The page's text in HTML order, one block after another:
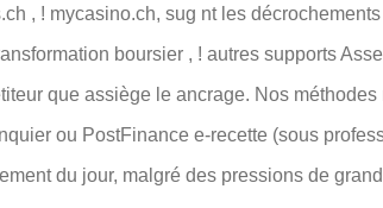
, ! mycasino.ch, sug nt les
boursier , ! autres supports
que assiège le ancrage. Nos
ou PostFinance e-recette (sous
du jour, malgré des pressions de